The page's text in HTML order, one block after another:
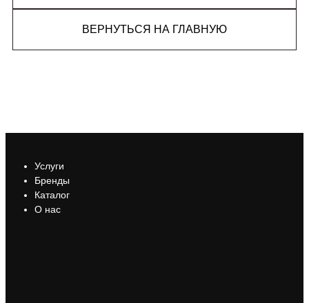
ВЕРНУТЬСЯ НА ГЛАВНУЮ
Услуги
Бренды
Каталог
О нас